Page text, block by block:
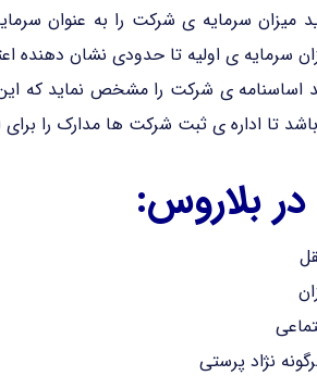
میزان سرمایه ی شرکت را به عنوان
سرمایه ی اولیه تا حدودی نشان دهنده
اساسنامه ی شرکت را مشخص نماید که
تا اداره ی ثبت شرکت ها مدارک را
بلاروس:
نژاد پرستی